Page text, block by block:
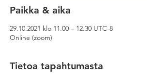
Paikka & aika
29.10.2021 klo 11.00 – 12.30 UTC-8
Online (zoom)
Tietoa tapahtumasta